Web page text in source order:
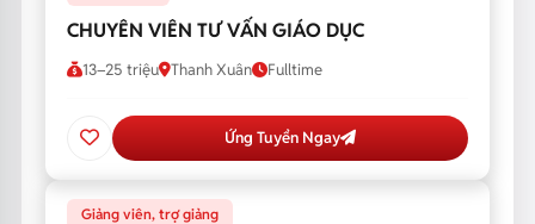
CHUYÊN VIÊN TƯ VẤN GIÁO DỤC
13–25 triệu Thanh Xuân Fulltime
Ứng Tuyển Ngay
Giảng viên, trợ giảng